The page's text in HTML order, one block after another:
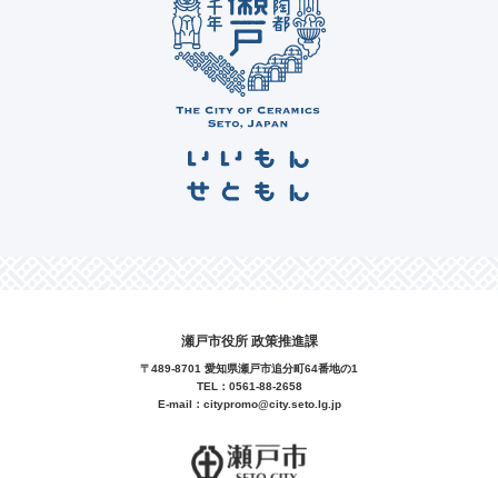
瀬戸市役所 政策推進課
〒489-8701 愛知県瀬戸市追分町64番地の1
TEL： 0561-88-2658
E-mail： citypromo@city.seto.lg.jp